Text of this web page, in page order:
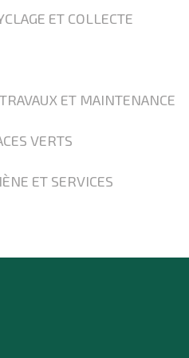
ET COLLECTE
ET MAINTENANCE
VERTS
ET SERVICES